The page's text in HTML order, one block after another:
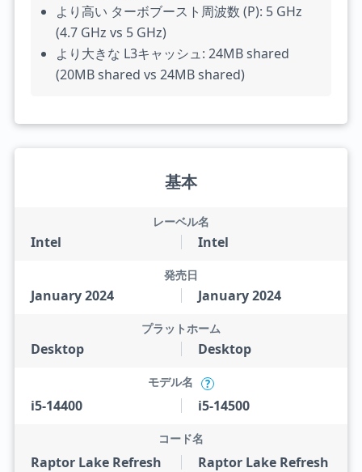
より高い ターボブースト周波数 (P): 5 GHz
(4.7 GHz vs 5 GHz)
より大きな L3キャッシュ: 24MB shared
(20MB shared vs 24MB shared)
基本
Intel
レーベル名
Intel
January 2024
発売日
January 2024
Desktop
プラットホーム
Desktop
i5-14400
モデル名 ?
i5-14500
Raptor Lake Refresh
コード名
Raptor Lake Refresh